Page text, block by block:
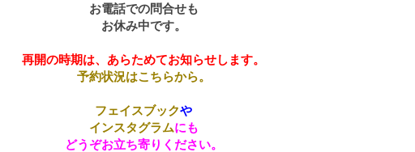
お電話での問合せも
お休み中です。
再開の時期は、あらためてお知らせします。
予約状況はこちらから。
フェイスブックや
インスタグラムにも
どうぞお立ち寄りください。